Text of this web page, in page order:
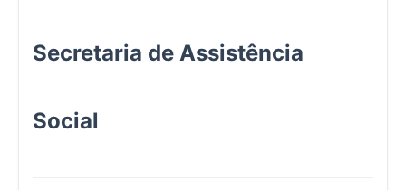
Secretaria de Assistência
Social